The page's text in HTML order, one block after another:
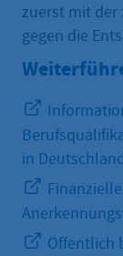
zuerst mit der
gegen die
in
Öffentlich